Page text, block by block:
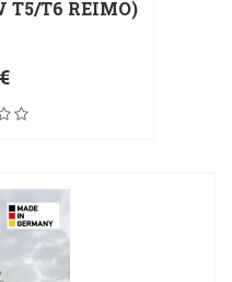
T5/T6 REIMO)